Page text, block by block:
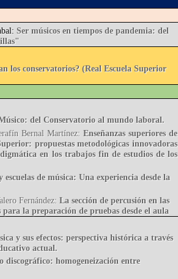
Ser músicos en tiempos de pandemia: del
los conservatorios? (Real Escuela Superior
del Conservatorio al mundo laboral.
Bernal Martínez:Enseñanzas superiores de
propuestas metodológicas innovadoras
en los trabajos fin de estudios de los
de música: Una experiencia desde la
Fernández:La sección de percusión en las
para la preparación de pruebas desde el aula
y sus efectos: perspectiva histórica a través
actual.
discográfico: homogeneización entre